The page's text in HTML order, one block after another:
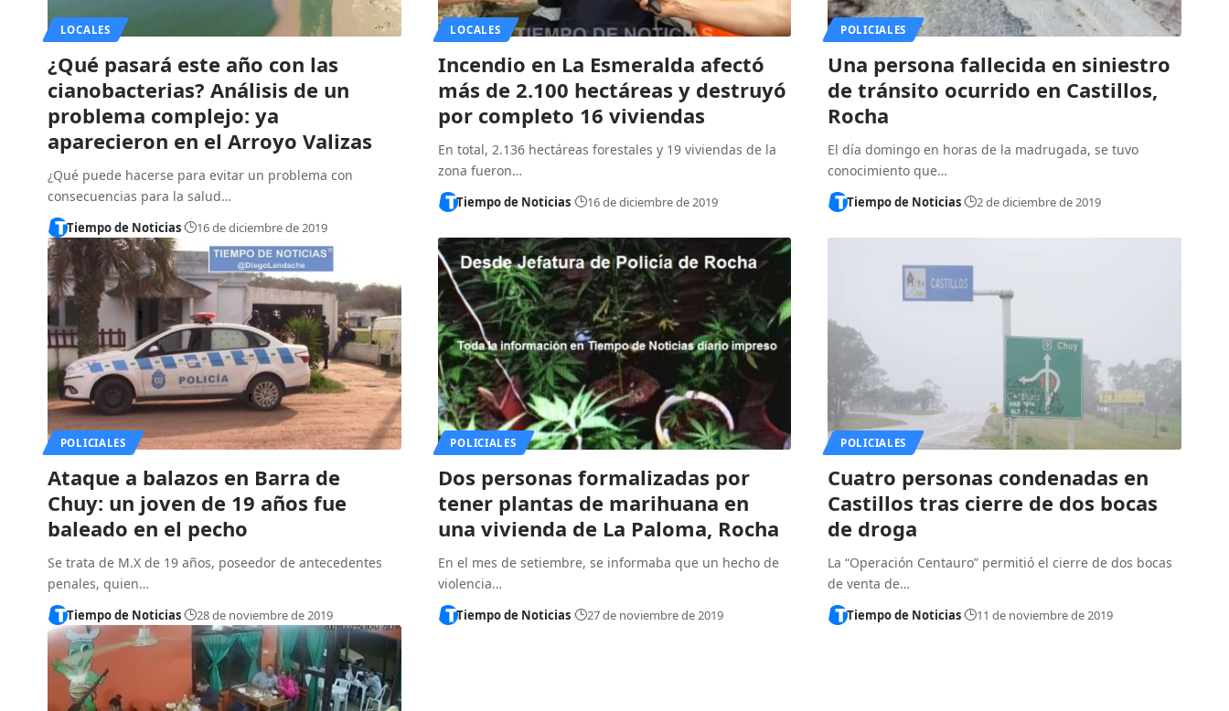
LOCALES
¿Qué pasará este año con las
cianobacterias? Análisis de un
problema complejo: ya
aparecieron en el Arroyo Valizas
¿Qué puede hacerse para evitar un problema con
consecuencias para la salud…
Tiempo de Noticias 16 de diciembre de 2019
LOCALES
Incendio en La Esmeralda afectó
más de 2.100 hectáreas y destruyó
por completo 16 viviendas
En total, 2.136 hectáreas forestales y 19 viviendas de la
zona fueron…
Tiempo de Noticias 16 de diciembre de 2019
POLICIALES
Una persona fallecida en siniestro
de tránsito ocurrido en Castillos,
Rocha
El día domingo en horas de la madrugada, se tuvo
conocimiento que…
Tiempo de Noticias 2 de diciembre de 2019
POLICIALES
Ataque a balazos en Barra de
Chuy: un joven de 19 años fue
baleado en el pecho
Se trata de M.X de 19 años, poseedor de antecedentes
penales, quien…
Tiempo de Noticias 28 de noviembre de 2019
POLICIALES
Dos personas formalizadas por
tener plantas de marihuana en
una vivienda de La Paloma, Rocha
En el mes de setiembre, se informaba que un hecho de
violencia…
Tiempo de Noticias 27 de noviembre de 2019
POLICIALES
Cuatro personas condenadas en
Castillos tras cierre de dos bocas
de droga
La “Operación Centauro” permitió el cierre de dos bocas
de venta de…
Tiempo de Noticias 11 de noviembre de 2019